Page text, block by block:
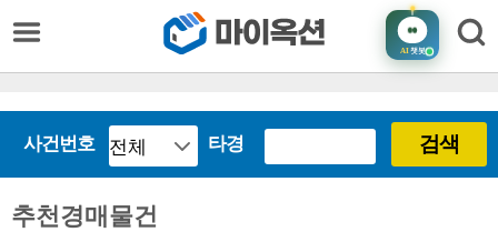
AI챗봇
사건번호 타경 검색
추천경매물건